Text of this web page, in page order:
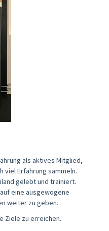
als aktives Mitglied,
viel Erfahrung sammeln.
gelebt und trainiert.
eine ausgewogene
weiter zu geben.
Ziele zu erreichen.